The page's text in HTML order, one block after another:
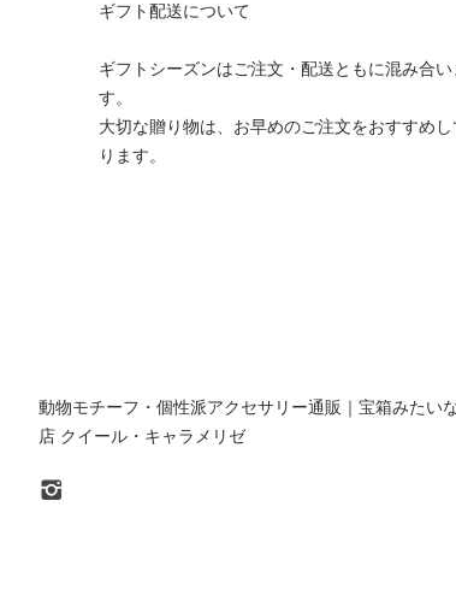
ギフト配送について
ギフトシーズンはご注文・配送ともに混み合い
す。
大切な贈り物は、お早めのご注文をおすすめし
ります。
動物モチーフ・個性派アクセサリー通販｜宝箱みたい
店 クイール・キャラメリゼ